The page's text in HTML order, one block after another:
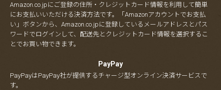
Amazon.co.jpにご登録の住所・クレジットカード情報を利用して簡単
にお支払いいただける決済方法です。「Amazonアカウントでお支払
い」ボタンから、Amazon.co.jpに登録しているメールアドレスとパス
ワードでログインして、配送先とクレジットカード情報を選択するこ
とでお買い物できます。
PayPay
PayPayはPayPay社が提供するチャージ型オンライン決済サービスで
す。